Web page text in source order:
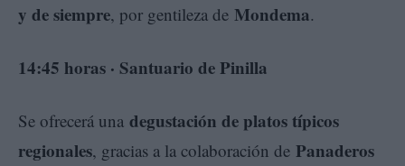
y de siempre, por gentileza de Mondema.
14:45 horas · Santuario de Pinilla
Se ofrecerá una degustación de platos típicos
regionales, gracias a la colaboración de Panaderos